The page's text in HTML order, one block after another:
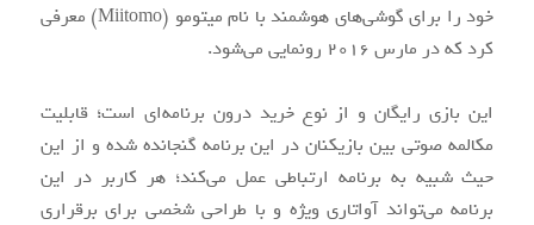
خود را برای گوشی‌های هوشمند با نام میتومو (Miitomo) معرفی
کرد که در مارس 2016 رونمایی می‌شود.
این بازی رایگان و از نوع خرید درون برنامه‌ای است؛ قابلیت
مکالمه صوتی بین بازیکنان در این برنامه گنجانده شده و از این
حیث شبیه به برنامه ارتباطی عمل می‌کند؛ هر کاربر در این
برنامه می‌تواند آواتاری ویژه و با طراحی شخصی برای برقراری